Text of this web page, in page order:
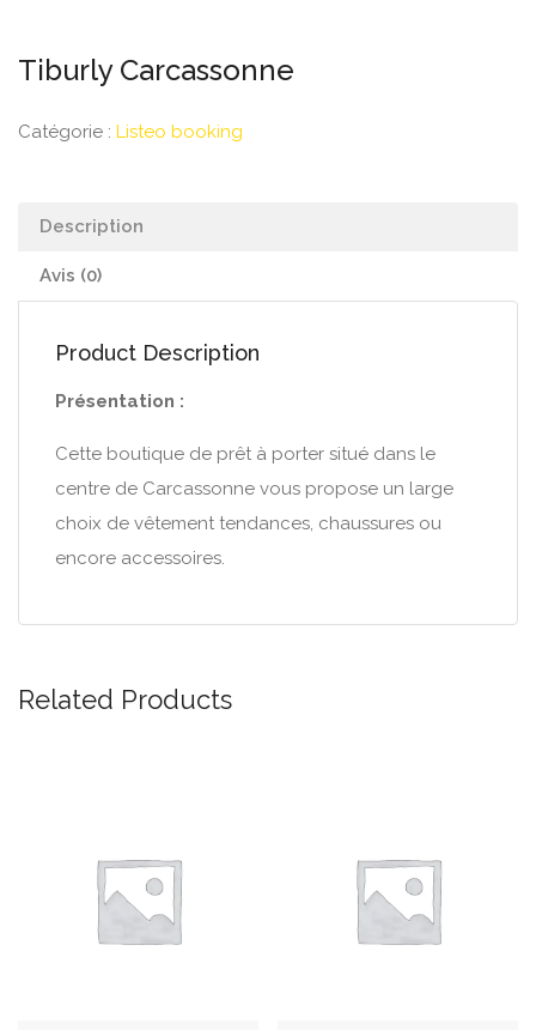
Tiburly Carcassonne
Catégorie : Listeo booking
Description
Avis (0)
Product Description
Présentation :
Cette boutique de prêt à porter situé dans le
centre de Carcassonne vous propose un large
choix de vêtement tendances, chaussures ou
encore accessoires.
Related Products